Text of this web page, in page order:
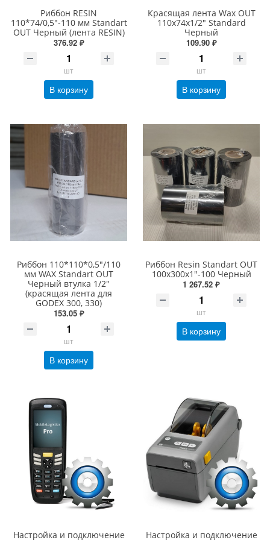
Риббон RESIN
110*74/0,5"-110 мм Standart
OUT Черный (лента RESIN)
376.92 ₽
шт
В корзину
Красящая лента Wax OUT
110х74х1/2" Standard
Черный
109.90 ₽
шт
В корзину
Риббон 110*110*0,5"/110
мм WAX Standart OUT
Черный втулка 1/2"
(красящая лента для
GODEX 300, 330)
153.05 ₽
шт
В корзину
Риббон Resin Standart OUT
100х300х1"-100 Черный
1 267.52 ₽
шт
В корзину
Настройка и подключение
Настройка и подключение